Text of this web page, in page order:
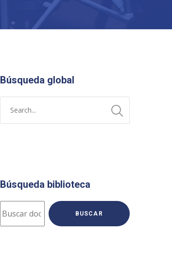
Búsqueda global
Búsqueda biblioteca
BUSCAR